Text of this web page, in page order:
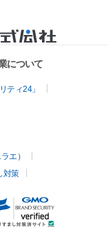
について
ティ24」
エ）
対策